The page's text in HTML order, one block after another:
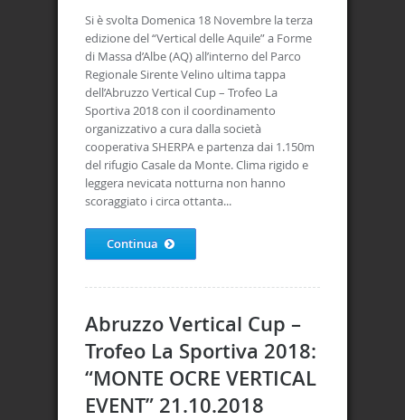
Si è svolta Domenica 18 Novembre la terza
edizione del “Vertical delle Aquile” a Forme
di Massa d’Albe (AQ) all’interno del Parco
Regionale Sirente Velino ultima tappa
dell’Abruzzo Vertical Cup – Trofeo La
Sportiva 2018 con il coordinamento
organizzativo a cura dalla società
cooperativa SHERPA e partenza dai 1.150m
del rifugio Casale da Monte. Clima rigido e
leggera nevicata notturna non hanno
scoraggiato i circa ottanta...
Continua
Abruzzo Vertical Cup –
Trofeo La Sportiva 2018:
“MONTE OCRE VERTICAL
EVENT” 21.10.2018